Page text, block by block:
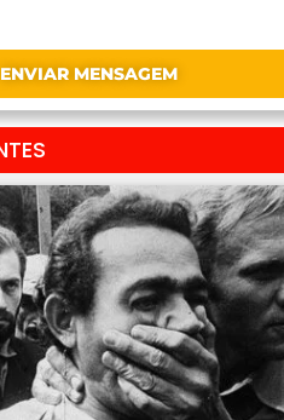
ENVIAR MENSAGEM